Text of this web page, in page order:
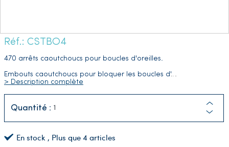
Réf.: CSTBO4
470 arrêts caoutchoucs pour boucles d'oreilles.
Embouts caoutchoucs pour bloquer les boucles d' …
> Description complète
Quantité :
En stock , Plus que 4 articles